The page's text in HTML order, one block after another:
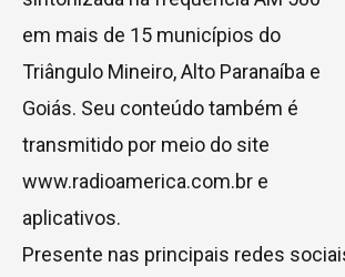
em mais de 15 municípios do
Triângulo Mineiro, Alto Paranaíba e
Goiás. Seu conteúdo também é
transmitido por meio do site
www.radioamerica.com.br e
aplicativos.
Presente nas principais redes